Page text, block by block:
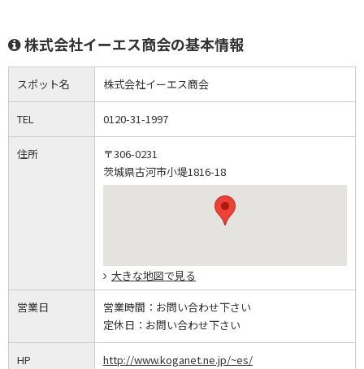
株式会社イーエス商会の基本情報
スポット名 株式会社イーエス商会
TEL 0120-31-1997
住所
〒306-0231
茨城県古河市小堤1816-18
大きな地図で見る
営業日 営業時間： お問い合わせ下さい
定休日： お問い合わせ下さい
HP http://www.koganet.ne.jp/~es/